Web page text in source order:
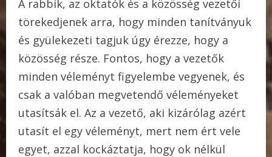
A rabbik, az oktatók és a közösség vezetői
törekedjenek arra, hogy minden tanítványuk
és gyülekezeti tagjuk úgy érezze, hogy a
közösség része. Fontos, hogy a vezetők
minden véleményt figyelembe vegyenek, és
csak a valóban megvetendő véleményeket
utasítsák el. Az a vezető, aki kizárólag azért
utasít el egy véleményt, mert nem ért vele
egyet, azzal kockáztatja, hogy ok nélkül